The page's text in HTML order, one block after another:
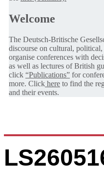
Welcome
The Deutsch-Britische
discourse on cultural,
organise conferences with
as well as lectures of British
click “Publications” for
more. Click here to find the
and their events.